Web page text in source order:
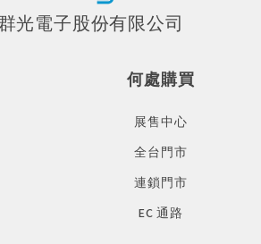
光電子股份有限公司
何處購買
展售中心
全台門市
連鎖門市
EC 通路